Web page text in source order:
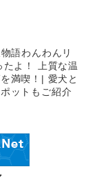
語わんわんリ
よ！ 上質な温
満喫！| 愛犬と
ットもご紹介